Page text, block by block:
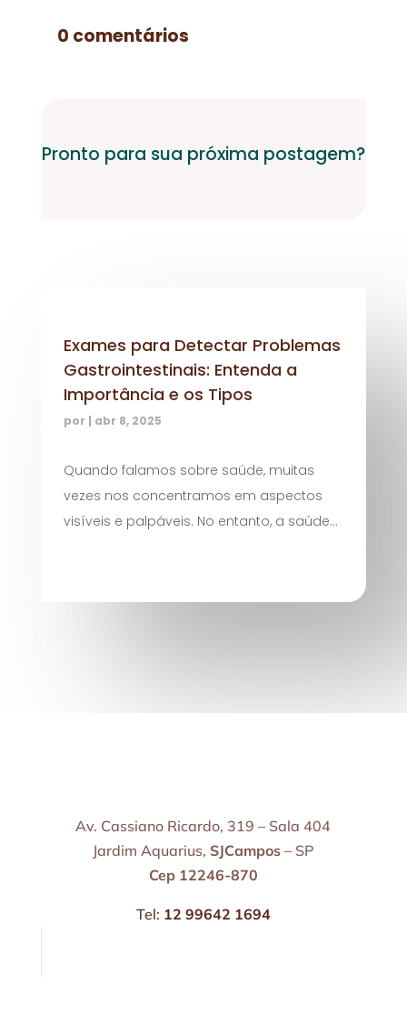
0 comentários
Pronto para sua próxima postagem?
Exames para Detectar Problemas
Gastrointestinais: Entenda a
Importância e os Tipos
por | abr 8, 2025
Quando falamos sobre saúde, muitas
vezes nos concentramos em aspectos
visíveis e palpáveis. No entanto, a saúde...
Av. Cassiano Ricardo, 319 – Sala 404
Jardim Aquarius, SJCampos – SP
Cep 12246-870
Tel: 12 99642 1694